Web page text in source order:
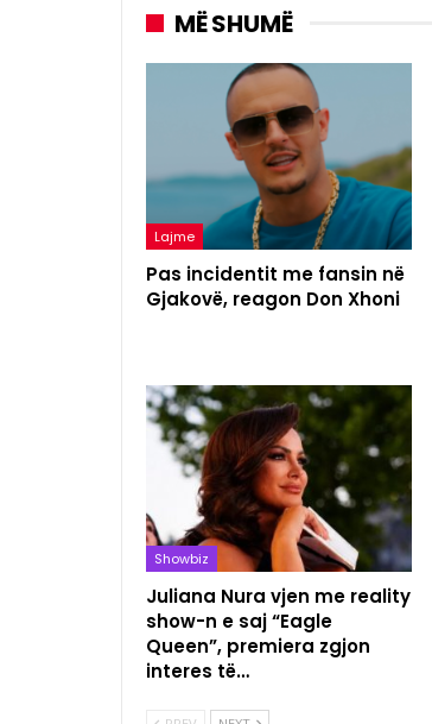
MË SHUMË
Lajme
Pas incidentit me fansin në
Gjakovë, reagon Don Xhoni
Showbiz
Juliana Nura vjen me reality
show-n e saj “Eagle
Queen”, premiera zgjon
interes të…